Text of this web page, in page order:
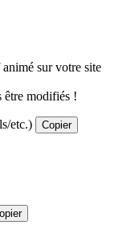
sur votre site
être modifiés !
etc.) Copier